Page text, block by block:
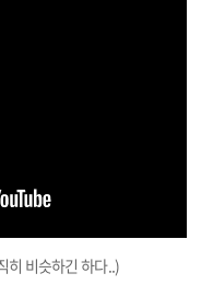
비슷하긴 하다..)